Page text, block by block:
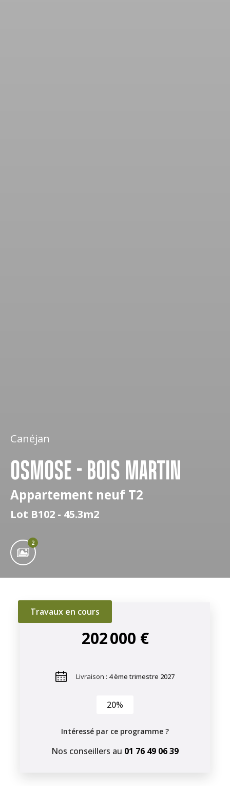
Canéjan
OSMOSE - BOIS MARTIN
Appartement neuf T2
Lot B102 - 45.3m2
2
Travaux en cours
202 000 €
Livraison : 4 ème trimestre 2027
20%
Intéressé par ce programme ?
Nos conseillers au 01 76 49 06 39